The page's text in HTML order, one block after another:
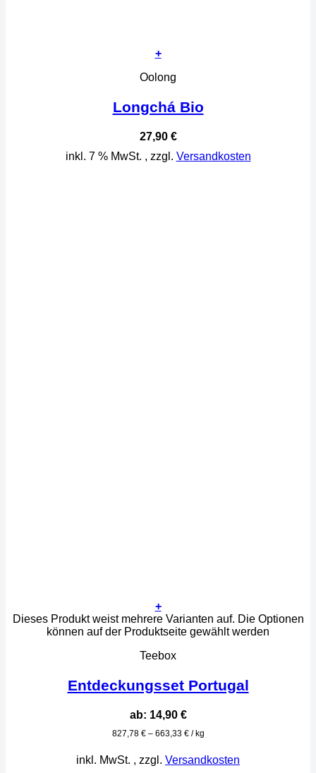
+
Oolong
Longchá Bio
27,90 €
inkl. 7 % MwSt. , zzgl. Versandkosten
+
Dieses Produkt weist mehrere Varianten auf. Die Optionen
können auf der Produktseite gewählt werden
Teebox
Entdeckungsset Portugal
ab: 14,90 €
827,78 €– 663,33 €/kg
inkl. MwSt. , zzgl. Versandkosten